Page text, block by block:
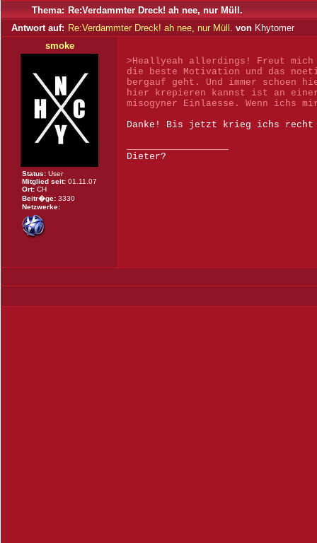
Thema: Re:Verdammter Dreck! ah nee, nur Müll.
Antwort auf: Re:Verdammter Dreck! ah nee, nur Müll. von Khytomer
smoke
Status: User
Mitglied seit: 01.11.07
Ort: CH
Beitr�ge: 3330
Netzwerke:
>Heallyeah allerdings! Freut
die beste Motivation und das
bergauf geht. Und immer schoen
hier krepieren kannst ist an einer
misogyner Einlaesse. Wenn ichs
Danke! Bis jetzt krieg ichs recht
Dieter?